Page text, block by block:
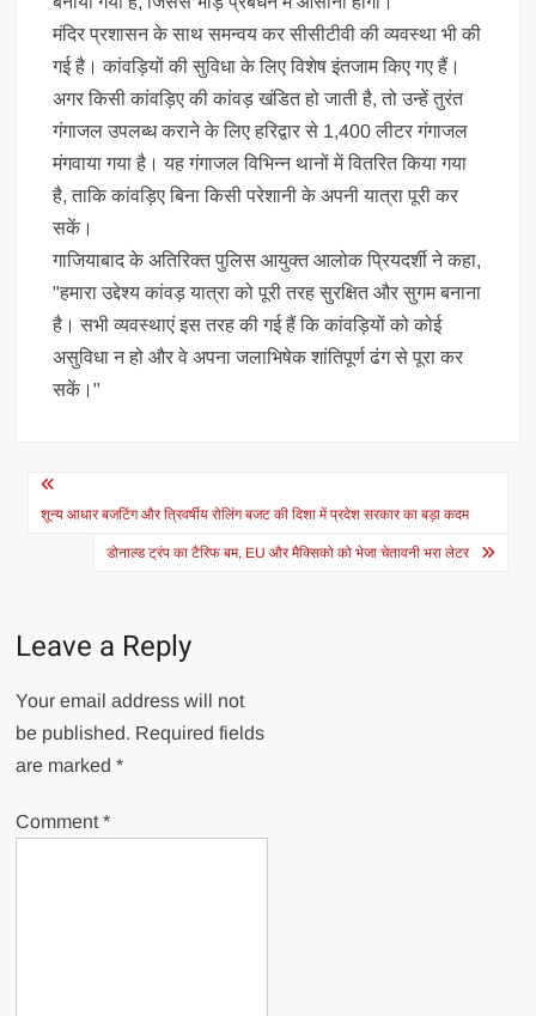
मंदिर प्रशासन के साथ समन्वय कर सीसीटीवी की व्यवस्था भी की
गई है। कांवड़ियों की सुविधा के लिए विशेष इंतजाम किए गए हैं।
अगर किसी कांवड़िए की कांवड़ खंडित हो जाती है, तो उन्हें तुरंत
गंगाजल उपलब्ध कराने के लिए हरिद्वार से 1,400 लीटर गंगाजल
मंगवाया गया है। यह गंगाजल विभिन्न थानों में वितरित किया गया
है, ताकि कांवड़िए बिना किसी परेशानी के अपनी यात्रा पूरी कर
सकें।
गाजियाबाद के अतिरिक्त पुलिस आयुक्त आलोक प्रियदर्शी ने कहा,
"हमारा उद्देश्य कांवड़ यात्रा को पूरी तरह सुरक्षित और सुगम बनाना
है। सभी व्यवस्थाएं इस तरह की गई हैं कि कांवड़ियों को कोई
असुविधा न हो और वे अपना जलाभिषेक शांतिपूर्ण ढंग से पूरा कर
सकें।"
Post
navigation
शून्य आधार बजटिंग और त्रिवर्षीय रोलिंग बजट की दिशा में प्रदेश सरकार का बड़ा कदम
डोनाल्ड ट्रंप का टैरिफ बम, EU और मैक्सिको को भेजा चेतावनी भरा लेटर
Leave a Reply
Your email address will not
be published. Required fields
are marked*
Comment*